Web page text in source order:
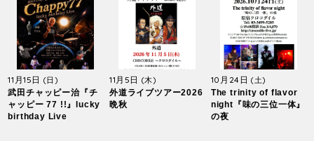
11月15日 (日)
武田チャッピー治『チ
ャッピー 77 !!』lucky
birthday Live
11月5日 (木)
外道ライブツアー2026
晩秋
10月24日 (土)
The trinity of flavor
night『味の三位一体』
の夜